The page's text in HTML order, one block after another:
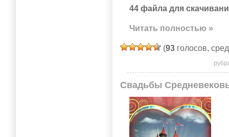
44 файла для
Читать полностью »
(93 голосов,
Свадьбы